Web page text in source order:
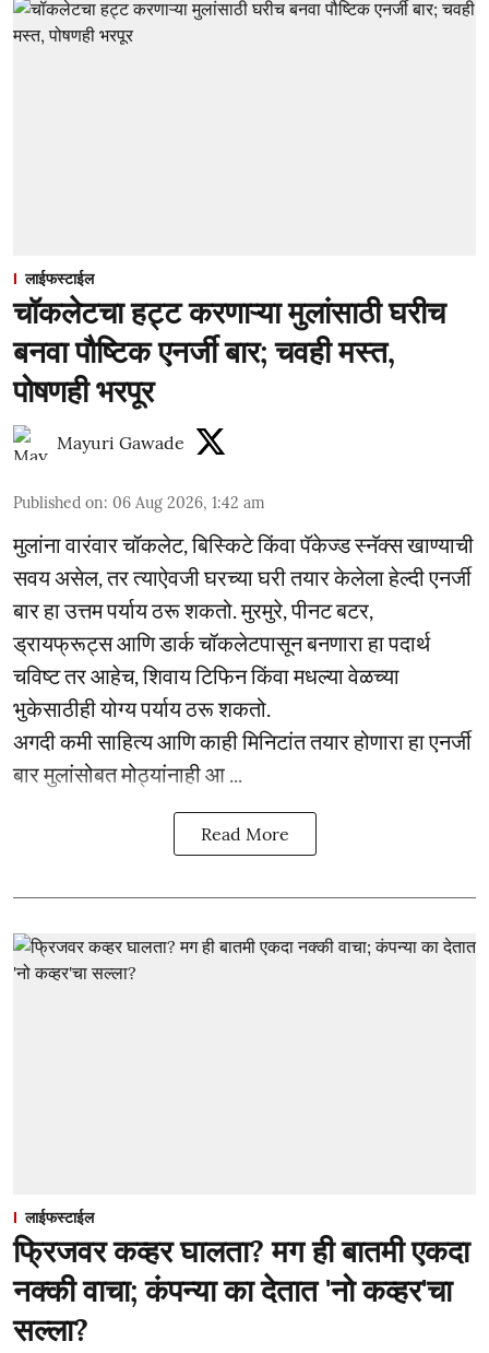
लाईफस्टाईल
चॉकलेटचा हट्ट करणाऱ्या मुलांसाठी घरीच
बनवा पौष्टिक एनर्जी बार; चवही मस्त,
पोषणही भरपूर
Mayuri Gawade
Published on: 06 Aug 2026, 1:42 am
मुलांना वारंवार चॉकलेट, बिस्किटे किंवा पॅकेज्ड स्नॅक्स खाण्याची
सवय असेल, तर त्याऐवजी घरच्या घरी तयार केलेला हेल्दी एनर्जी
बार हा उत्तम पर्याय ठरू शकतो. मुरमुरे, पीनट बटर,
ड्रायफ्रूट्स आणि डार्क चॉकलेटपासून बनणारा हा पदार्थ
चविष्ट तर आहेच, शिवाय टिफिन किंवा मधल्या वेळच्या
भुकेसाठीही योग्य पर्याय ठरू शकतो.
अगदी कमी साहित्य आणि काही मिनिटांत तयार होणारा हा एनर्जी
बार मुलांसोबत मोठ्यांनाही आ ...
Read More
लाईफस्टाईल
फ्रिजवर कव्हर घालता? मग ही बातमी एकदा
नक्की वाचा; कंपन्या का देतात 'नो कव्हर'चा
सल्ला?